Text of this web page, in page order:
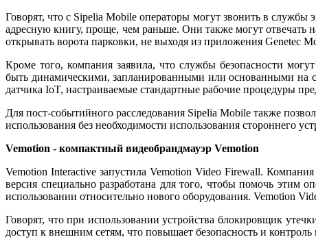
Говорят, что с Sipelia Mobile операторы могут звонить в
адресную книгу, проще, чем раньше. Они также могут отвечать
открывать ворота парковки, не выходя из приложения Genetec
Кроме того, компания заявила, что службы безопасности
быть динамическими, запланированными или основанными на
датчика IoT, настраиваемые стандартные рабочие процедуры
Для пост-событийного расследования Sipelia Mobile также
использования без необходимости использования стороннего
Vemotion - компактный видеобрандмауэр Vemotion
Vemotion Interactive запустила Vemotion Video Firewall.
версия специально разработана для того, чтобы помочь этим
использовании относительно нового оборудования. Vemotion
Говорят, что при использовании устройства блокировщик
доступ к внешним сетям, что повышает безопасность и